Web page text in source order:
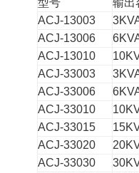
型号
输出
ACJ-13003
ACJ-13006
ACJ-13010
ACJ-33003
ACJ-33006
ACJ-33010
ACJ-33015
ACJ-33020
ACJ-33030